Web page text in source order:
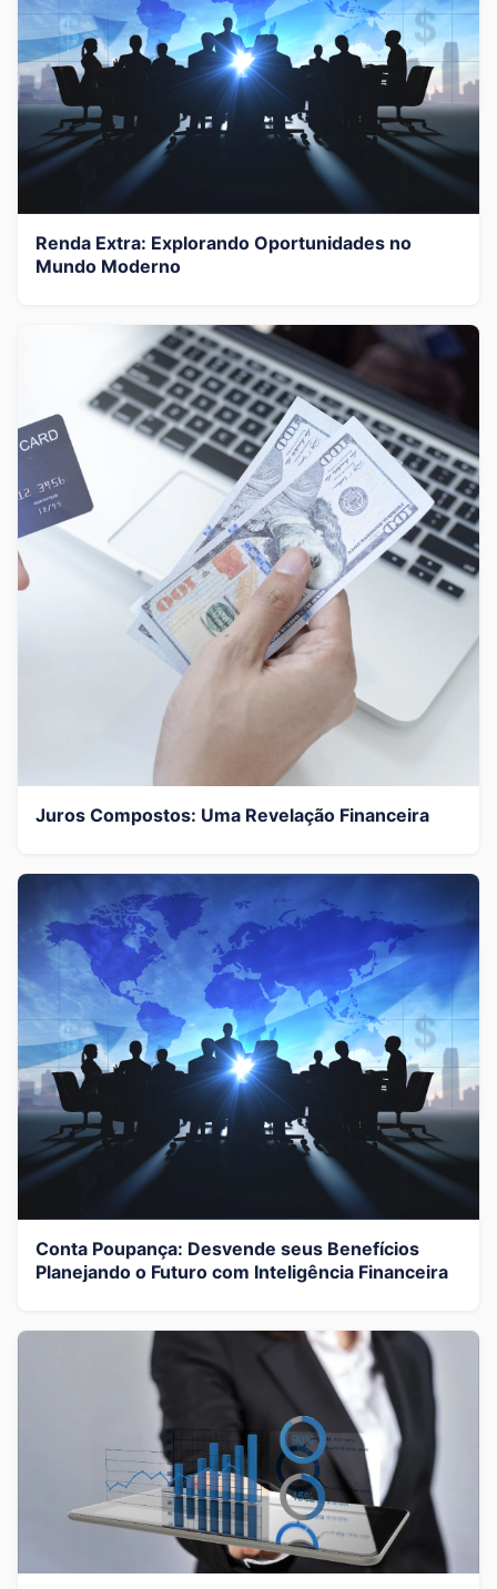
Renda Extra: Explorando Oportunidades no
Mundo Moderno
Juros Compostos: Uma Revelação Financeira
Conta Poupança: Desvende seus Benefícios
Planejando o Futuro com Inteligência Financeira